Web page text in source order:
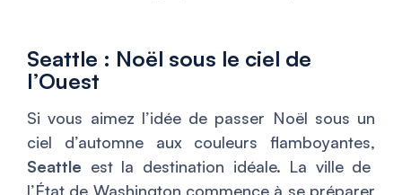
Seattle : Noël sous le ciel de
l’Ouest
Si vous aimez l’idée de passer Noël sous un
ciel d’automne aux couleurs flamboyantes,
Seattle est la destination idéale. La ville de
l’État de Washington commence à se préparer